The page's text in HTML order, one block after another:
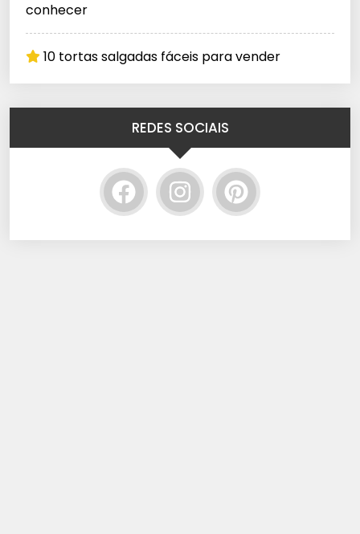
conhecer
10 tortas salgadas fáceis para vender
REDES SOCIAIS